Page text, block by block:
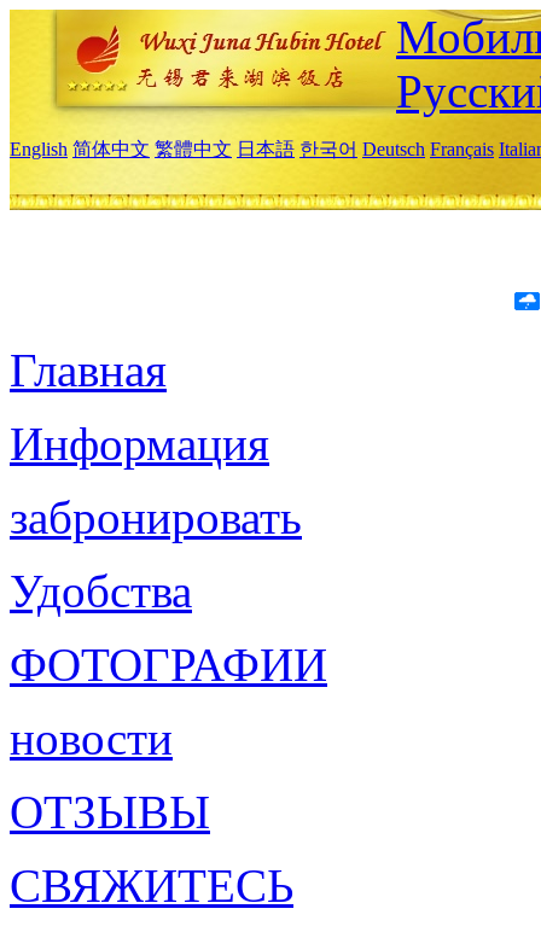
English 简体中文 繁體中文 日本語 한국어 Deutsch Français
Главная
Информация
забронировать
Удобства
ФОТОГРАФИИ
новости
ОТЗЫВЫ
СВЯЖИТЕСЬ